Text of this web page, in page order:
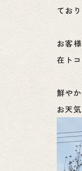
ており
お客
在ト
鮮や
お天